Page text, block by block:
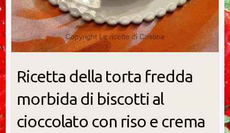
Ricetta della torta fredda
morbida di biscotti al
cioccolato con riso e crema